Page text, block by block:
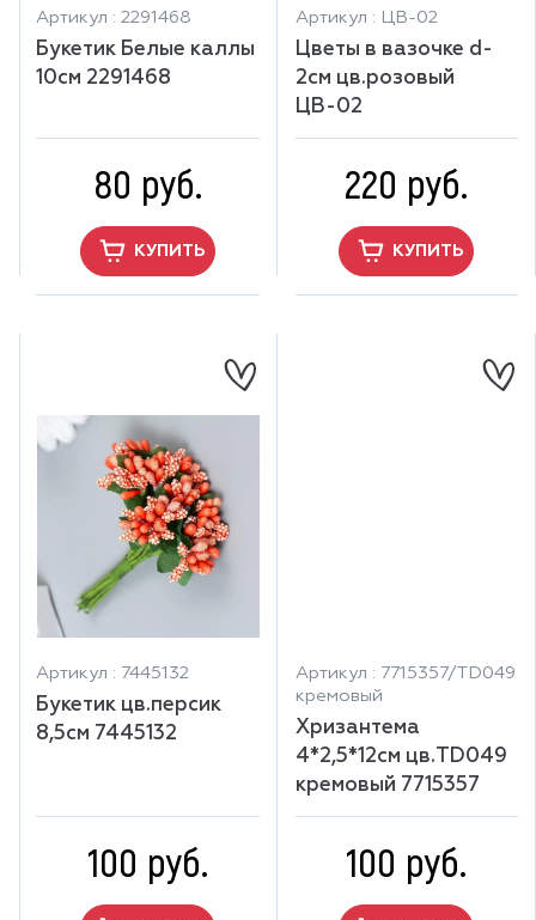
Артикул : 2291468
Букетик Белые каллы
10см 2291468
80 руб.
КУПИТЬ
Артикул : ЦВ-02
Цветы в вазочке d-
2см цв.розовый
ЦВ-02
220 руб.
КУПИТЬ
Артикул : 7445132
Букетик цв.персик
8,5см 7445132
100 руб.
Артикул : 7715357/TD049
кремовый
Хризантема
4*2,5*12см цв.TD049
кремовый 7715357
100 руб.